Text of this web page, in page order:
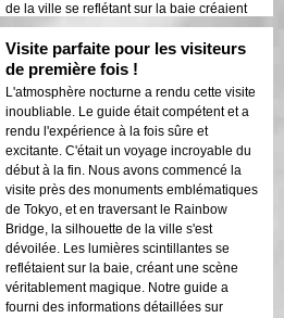
de la ville se reflétant sur la baie créaient
une atmosphère onirique qui a laissé une
impression durable. Cette visite est idéale
pour les visiteurs de première fois qui
souhaitent un mélange d'aventure et de
tourisme. Le contraste entre les structures
modernes de Tokyo et les zones
historiques était magnifiquement mis en
valeur par les lumières nocturnes. Je
recommanderais vivement cette visite à
quiconque !
Visite parfaite pour les visiteurs
de première fois !
L'atmosphère nocturne a rendu cette visite
inoubliable. Le guide était compétent et a
rendu l'expérience à la fois sûre et
excitante. C'était un voyage incroyable du
début à la fin. Nous avons commencé la
visite près des monuments emblématiques
de Tokyo, et en traversant le Rainbow
Bridge, la silhouette de la ville s'est
dévoilée. Les lumières scintillantes se
reflétaient sur la baie, créant une scène
véritablement magique. Notre guide a
fourni des informations détaillées sur